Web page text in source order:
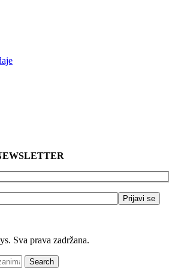
Sva prava zadržana.
Search